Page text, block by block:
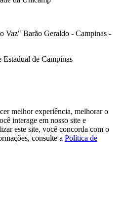
Vaz" Barão Geraldo - Campinas -
de Campinas
melhor experiência, melhorar o
interage em nosso site e
este site, você concorda com o
consulte a Política de